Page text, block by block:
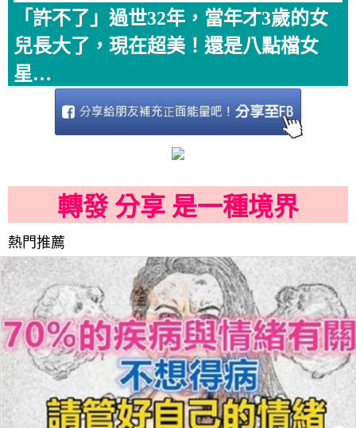
「許不了」過世32年，當年才3歲的女
兒長大了，現在超美！還是八點檔女
星…
轉發 分享 是一種境界
熱門推薦